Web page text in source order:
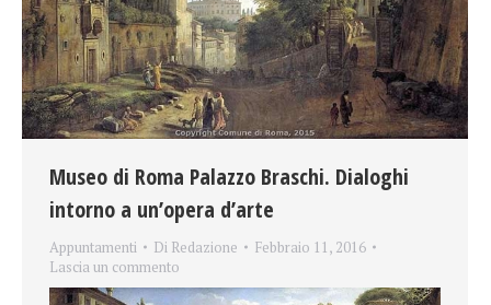
Museo di Roma Palazzo Braschi. Dialoghi
intorno a un’opera d’arte
Appuntamenti Di Redazione
Febbraio 11, 2016
Lascia un commento